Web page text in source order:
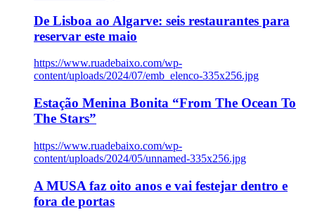
De Lisboa ao Algarve: seis restaurantes para
reservar este maio
https://www.ruadebaixo.com/wp-
content/uploads/2024/07/emb_elenco-335x256.jpg
Estação Menina Bonita “From The Ocean To
The Stars”
https://www.ruadebaixo.com/wp-
content/uploads/2024/05/unnamed-335x256.jpg
A MUSA faz oito anos e vai festejar dentro e
fora de portas